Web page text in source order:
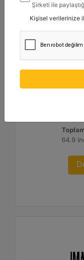
Uç
50.8
64.9
Şirketi ile
mesaj
Kişisel verilerinize